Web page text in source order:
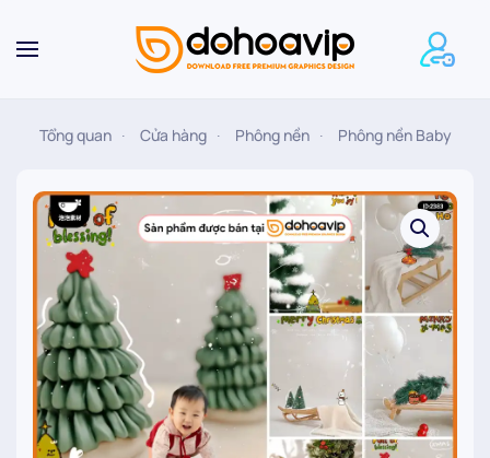
Skip to main content
Tổng quan Cửa hàng Phông nền Phông nền Baby